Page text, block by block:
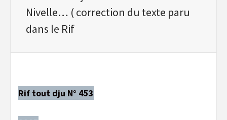
Nivelle… ( correction du texte paru
dans le Rif
Rif tout dju N° 453